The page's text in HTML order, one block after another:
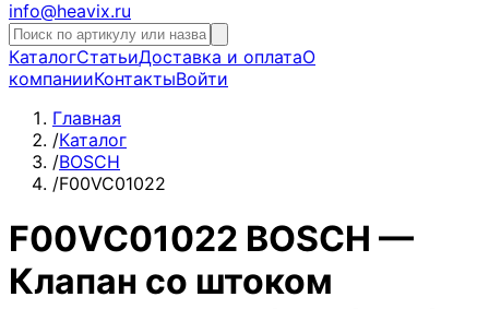
info@heavix.ru
КаталогСтатьиДоставка и оплатаО
компанииКонтактыВойти
Главная
/Каталог
/BOSCH
/F00VC01022
F00VC01022 BOSCH —
Клапан со штоком